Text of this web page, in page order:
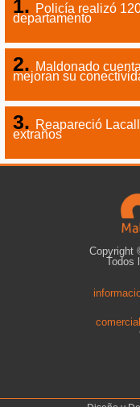
Policía realizó
departamento
Maldonado
mejoran su
Reapareció
extraños
Copyright
Todos